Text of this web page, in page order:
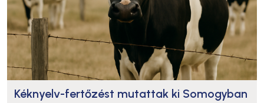
Kéknyelv-fertőzést mutattak ki Somogyban